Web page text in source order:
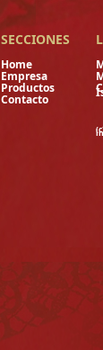
SECCIONES
Home
Empresa
Contacto